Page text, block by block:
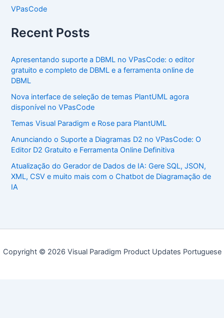
VPasCode
Recent Posts
Apresentando suporte a DBML no VPasCode: o editor
gratuito e completo de DBML e a ferramenta online de
DBML
Nova interface de seleção de temas PlantUML agora
disponível no VPasCode
Temas Visual Paradigm e Rose para PlantUML
Anunciando o Suporte a Diagramas D2 no VPasCode: O
Editor D2 Gratuito e Ferramenta Online Definitiva
Atualização do Gerador de Dados de IA: Gere SQL, JSON,
XML, CSV e muito mais com o Chatbot de Diagramação de
IA
Copyright © 2026 Visual Paradigm Product Updates Portuguese